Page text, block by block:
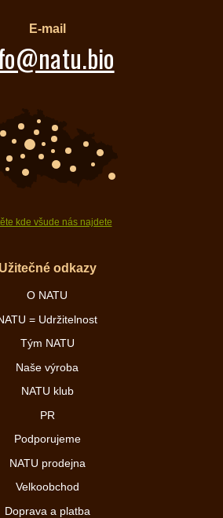
E-mail
kde všude nás najdete
Užitečné odkazy
O NATU
= Udržitelnost
Tým NATU
Naše výroba
NATU klub
PR
Podporujeme
NATU prodejna
Velkoobchod
Doprava a platba